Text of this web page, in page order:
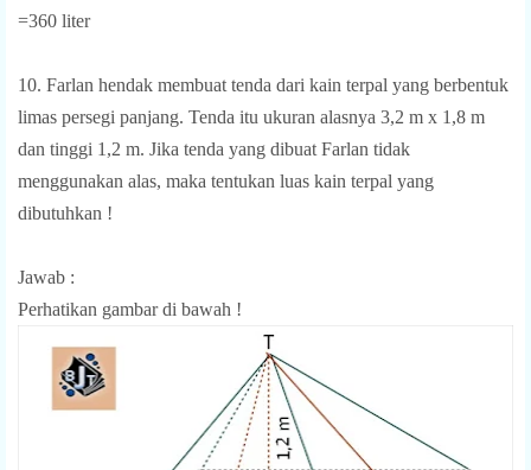
=360 liter
10. Farlan hendak membuat tenda dari kain terpal yang berbentuk
limas persegi panjang. Tenda itu ukuran alasnya 3,2 m x 1,8 m
dan tinggi 1,2 m. Jika tenda yang dibuat Farlan tidak
menggunakan alas, maka tentukan luas kain terpal yang
dibutuhkan !
Jawab :
Perhatikan gambar di bawah !